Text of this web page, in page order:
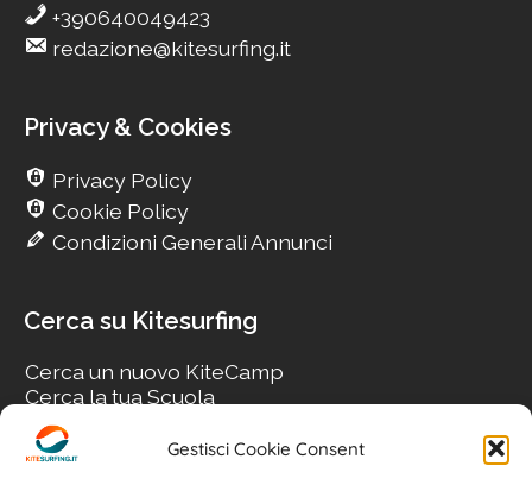
Gestisci Cookie Consent
+390640049423
redazione@kitesurfing.it
Privacy & Cookies
Privacy Policy
Cookie Policy
Condizioni Generali Annunci
Cerca su Kitesurfing
Cerca un nuovo KiteCamp
Cerca la tua Scuola
Cerca il tuo KiteSpot
Cerca Accommodation